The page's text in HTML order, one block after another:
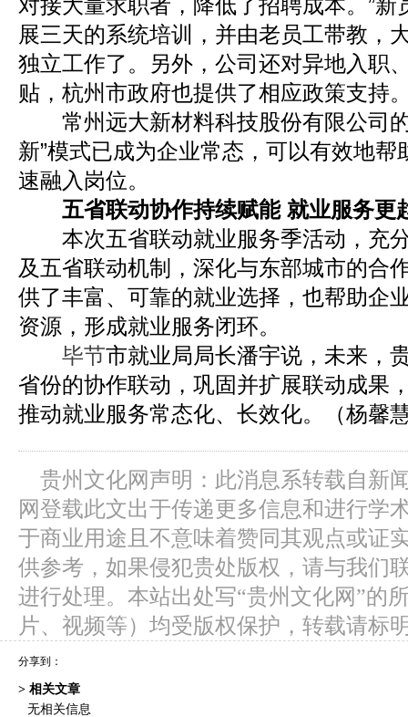
对接大量求职者，降低了招聘成本。”
展三天的系统培训，并由老员工带教，
独立工作了。另外，公司还对异地入职
贴，杭州市政府也提供了相应政策支持
常州远大新材料科技股份有限公司的
新”模式已成为企业常态，可以有效地
速融入岗位。
五省联动协作持续赋能 就业服务更
本次五省联动就业服务季活动，充
及五省联动机制，深化与东部城市的合
供了丰富、可靠的就业选择，也帮助企
资源，形成就业服务闭环。
毕节市就业局局长潘宇说，未来，
省份的协作联动，巩固并扩展联动成果
推动就业服务常态化、长效化。（杨馨
贵州文化网声明：此消息系转载自新
网登载此文出于传递更多信息和进行学
于商业用途且不意味着赞同其观点或证
供参考，如果侵犯贵处版权，请与我们
进行处理。本站出处写“贵州文化网”的
片、视频等）均受版权保护，转载请标
分享到：
> 相关文章
无相关信息